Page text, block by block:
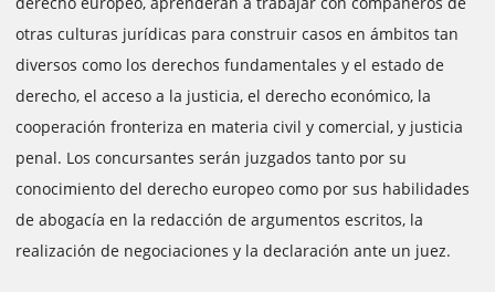
otras culturas jurídicas para construir casos en ámbitos tan
diversos como los derechos fundamentales y el estado de
derecho, el acceso a la justicia, el derecho económico, la
cooperación fronteriza en materia civil y comercial, y justicia
penal. Los concursantes serán juzgados tanto por su
conocimiento del derecho europeo como por sus habilidades
de abogacía en la redacción de argumentos escritos, la
realización de negociaciones y la declaración ante un juez.